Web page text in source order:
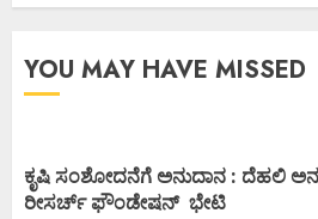
YOU MAY HAVE MISSED
ಕೃಷಿ ಸಂಶೋದನೆಗೆ ಅನುದಾನ : ದೆಹಲಿ
ರೀಸರ್ಚ್ ಫೌಂಡೇಷನ್ ಭೇಟಿ